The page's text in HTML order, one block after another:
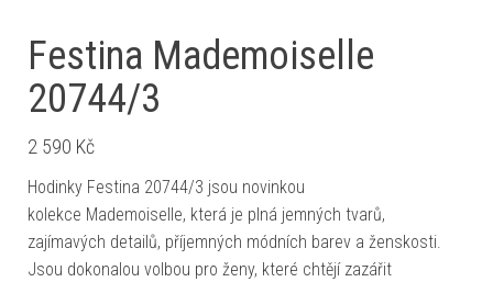
Festina Mademoiselle
20744/3
2 590 Kč
Hodinky Festina 20744/3 jsou novinkou
kolekce Mademoiselle, která je plná jemných tvarů,
zajímavých detailů, příjemných módních barev a ženskosti.
Jsou dokonalou volbou pro ženy, které chtějí zazářit